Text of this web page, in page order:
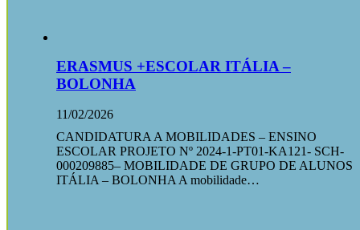
ERASMUS +ESCOLAR ITÁLIA –
BOLONHA
11/02/2026
CANDIDATURA A MOBILIDADES – ENSINO
ESCOLAR PROJETO Nº 2024-1-PT01-KA121- SCH-
000209885– MOBILIDADE DE GRUPO DE ALUNOS
ITÁLIA – BOLONHA A mobilidade…